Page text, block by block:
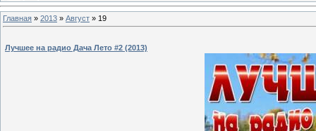
Главная » 2013 » Август » 19
Лучшее на радио Дача Лето #2 (2013)